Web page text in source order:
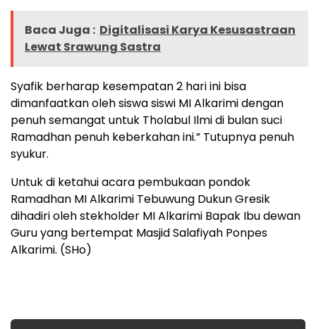
Baca Juga : Digitalisasi Karya Kesusastraan
Lewat Srawung Sastra
Syafik berharap kesempatan 2 hari ini bisa
dimanfaatkan oleh siswa siswi MI Alkarimi dengan
penuh semangat untuk Tholabul Ilmi di bulan suci
Ramadhan penuh keberkahan ini.” Tutupnya penuh
syukur.
Untuk di ketahui acara pembukaan pondok
Ramadhan MI Alkarimi Tebuwung Dukun Gresik
dihadiri oleh stekholder MI Alkarimi Bapak Ibu dewan
Guru yang bertempat Masjid Salafiyah Ponpes
Alkarimi. (SHo)